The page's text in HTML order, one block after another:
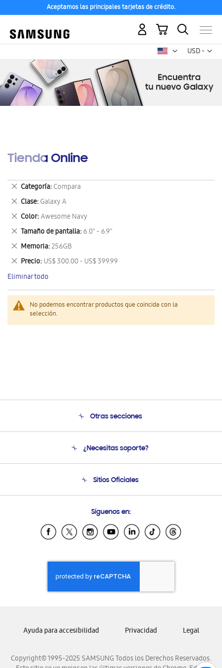
Aceptamos las principales tarjetas de crédito.
USD -
dólar
Mi carrito
Tienda Online
No podemos encontrar productos que coincida con la
selección.
Categoría Compara
Eliminar
este
artículo
Clase Galaxy A
Eliminar
este
artículo
Color Awesome Navy
Eliminar
este
artículo
Tamaño de pantalla 6.0" - 6.9"
Eliminar
este
artículo
Memoria 256GB
Eliminar
este
artículo
Precio US$ 300.00 - US$ 399.99
Eliminar
este
artículo
Eliminar todo
Otras secciones
Soporte
Condiciones de Compra
¿Necesitas soporte?
Soporte vía eMail
Sitios Oficiales
Samsung Ecuador
Samsung El Salvador
Samsung Honduras
Samsung Nicaragua
Samsung Panamá
Samsung Venezuela
Síguenos en:
Copyright© 1995-2025 SAMSUNG Todos los Derechos Reservados.
Ayuda para accesibilidad Privacidad Legal